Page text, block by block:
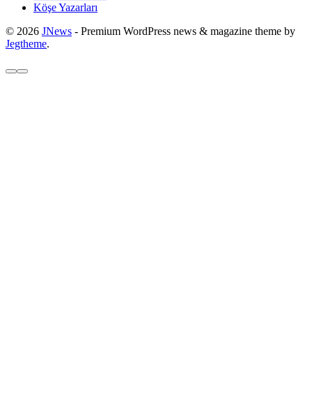
Köşe Yazarları
© 2026 JNews - Premium WordPress news & magazine theme by
Jegtheme.